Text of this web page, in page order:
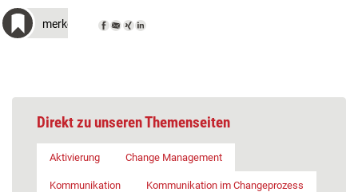
merken
Direkt zu unseren Themenseiten
Aktivierung Change Management
Kommunikation Kommunikation im Changeprozess